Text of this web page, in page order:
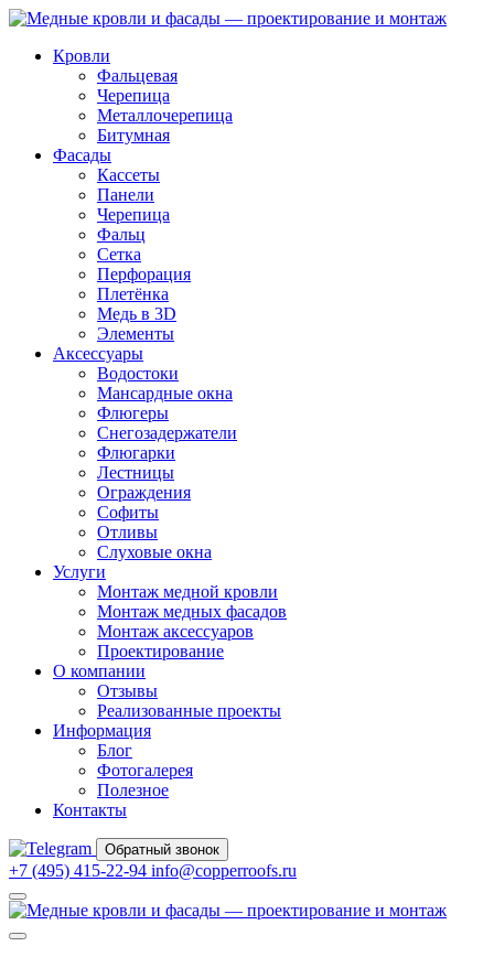
Skip
contentКровли
Фальцевая
Черепица
Металлочерепица
Битумная
Фасады
Кассеты
Панели
Черепица
Фальц
Сетка
Перфорация
Плетёнка
Медь в 3D
Элементы
Аксессуары
Водостоки
Мансардные окна
Флюгеры
Снегозадержатели
Флюгарки
Лестницы
Ограждения
Софиты
Отливы
Слуховые окна
Услуги
Монтаж медной кровли
Монтаж медных фасадов
Монтаж аксессуаров
Проектирование
О компании
Отзывы
Реализованные проекты
Информация
Блог
Фотогалерея
Полезное
Контакты
Обратный звонок
+7 (495) 415-22-94 info@copperroofs.ru